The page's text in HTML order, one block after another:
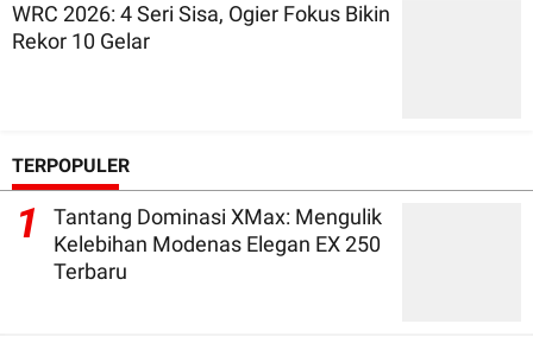
WRC 2026: 4 Seri Sisa, Ogier Fokus Bikin
Rekor 10 Gelar
TERPOPULER
1
Tantang Dominasi XMax: Mengulik
Kelebihan Modenas Elegan EX 250
Terbaru